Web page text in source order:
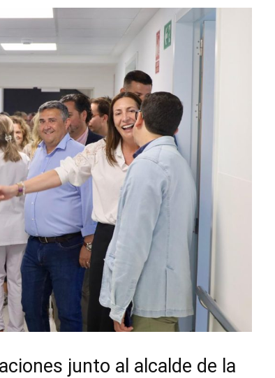
junto al alcalde de la